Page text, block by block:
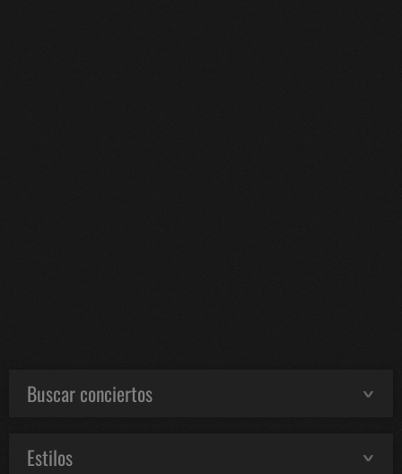
Buscar conciertos
Estilos